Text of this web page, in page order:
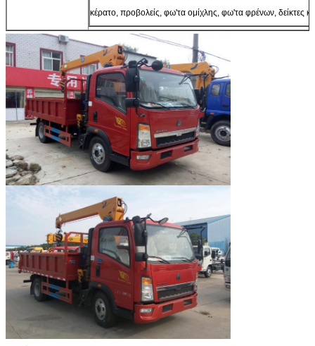
κέρατο, προβολείς, φω'τα ομίχλης, φω'τα φρένων, δείκτες